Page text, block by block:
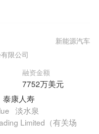
限公司
融资金额
7752万美元
新能源汽车
泰康人寿
淡水泉
Limited（有关场